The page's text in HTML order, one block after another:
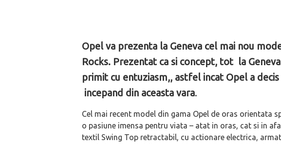
Opel va prezenta la Geneva cel mai nou
Rocks. Prezentat ca si concept, tot la
primit cu entuziasm,, astfel incat Opel a
incepand din aceasta vara.
Cel mai recent model din gama Opel de oras orientata
o pasiune imensa pentru viata – atat in oras, cat si in
textil Swing Top retractabil, cu actionare electrica,